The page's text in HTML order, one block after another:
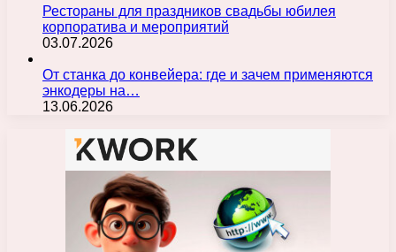
Рестораны для праздников свадьбы юбилея
корпоратива и мероприятий
03.07.2026
От станка до конвейера: где и зачем применяются
энкодеры на…
13.06.2026